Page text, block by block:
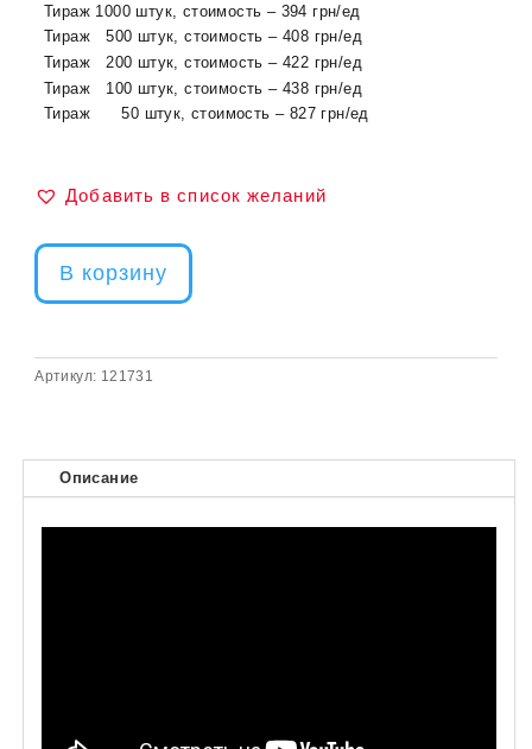
Тираж 1000 штук, стоимость – 394 грн/ед
Тираж 500 штук, стоимость – 408 грн/ед
Тираж 200 штук, стоимость – 422 грн/ед
Тираж 100 штук, стоимость – 438 грн/ед
Тираж 50 штук, стоимость – 827 грн/ед
Добавить в список желаний
В корзину
Артикул: 121731
Описание